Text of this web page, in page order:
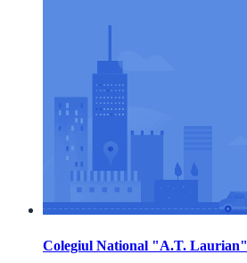
Colegiul National "A.T. Laurian"